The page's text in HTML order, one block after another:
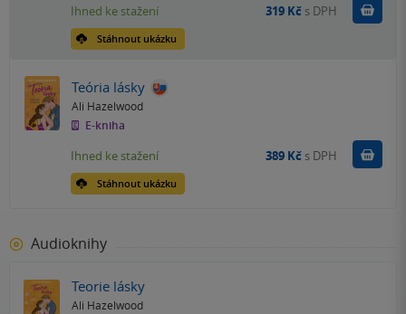
Stáhnout ukázku
Ihned ke stažení 319 Kč s DPH Koupit
Teória lásky
Ali Hazelwood
E-kniha
Stáhnout ukázku
Ihned ke stažení 389 Kč s DPH Koupit
Audioknihy
Teorie lásky
Ali Hazelwood